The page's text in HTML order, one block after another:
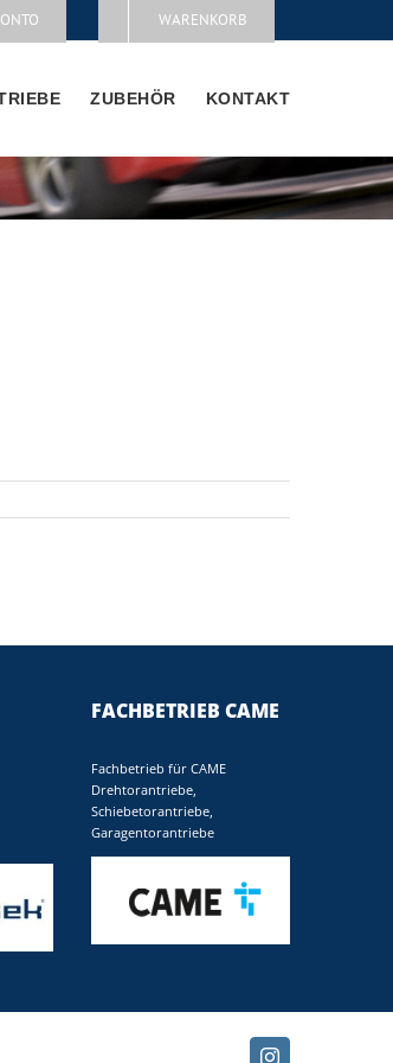
WARENKORB
ZUBEHÖR KONTAKT
FACHBETRIEB CAME
Fachbetrieb für CAME
Drehtorantriebe,
Schiebetorantriebe,
Garagentorantriebe